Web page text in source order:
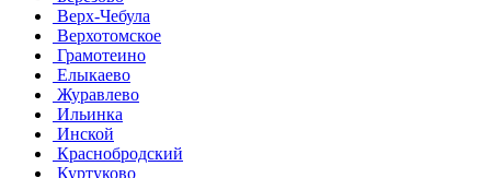
Верх-Чебула
Верхотомское
Грамотеино
Елыкаево
Журавлево
Ильинка
Инской
Краснобродский
Куртуково